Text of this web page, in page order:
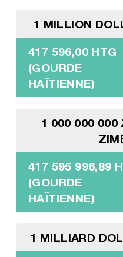
1 MILLION
417 596,00 HTG
(GOURDE
HAÏTIENNE)
1 000 000 000
417 595 996,89
(GOURDE
HAÏTIENNE)
1 MILLIARD